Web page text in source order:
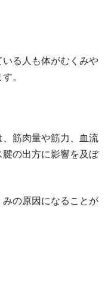
る人も体がむくみや
。
筋肉量や筋力、血流
の出方に影響を及ぼ
の原因になることが